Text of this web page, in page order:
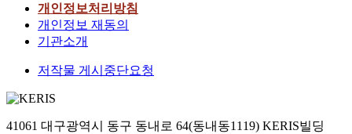
개인정보처리방침
개인정보 재동의
기관소개
저작물 게시중단요청
41061 대구광역시 동구 동내로 64(동내동1119) KERIS빌딩